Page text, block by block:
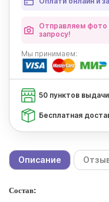
Отправляем фото
запросу!
Мы принимаем:
50 пунктов
Бесплатная
Описание
Состав: